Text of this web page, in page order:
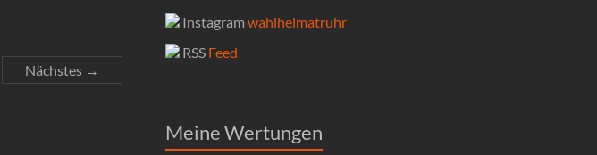
Nächstes →
Instagram wahlheimatruhr
RSS Feed
Meine Wertungen